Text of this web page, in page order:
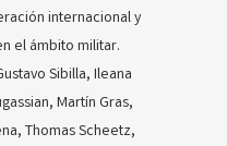
internacional y
el ámbito militar.
Sibilla, Ileana
Martín Gras,
Thomas Scheetz,